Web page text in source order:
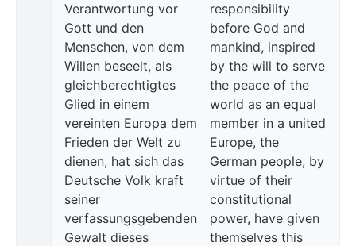
Verantwortung vor
Gott und den
Menschen, von dem
Willen beseelt, als
gleichberechtigtes
Glied in einem
vereinten Europa dem
Frieden der Welt zu
dienen, hat sich das
Deutsche Volk kraft
seiner
verfassungsgebenden
Gewalt dieses
responsibility
before God and
mankind, inspired
by the will to serve
the peace of the
world as an equal
member in a united
Europe, the
German people, by
virtue of their
constitutional
power, have given
themselves this